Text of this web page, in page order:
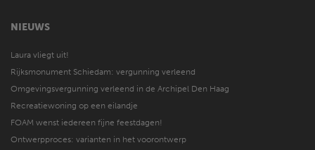
NIEUWS
Laura vliegt uit!
Rijksmonument Schiedam: vergunning verleend
Omgevingsvergunning verleend in de Archipel Den Haag
Recreatiewoning op een eilandje
FOAM wenst iedereen fijne feestdagen!
Ontwerpproces: varianten in het voorontwerp